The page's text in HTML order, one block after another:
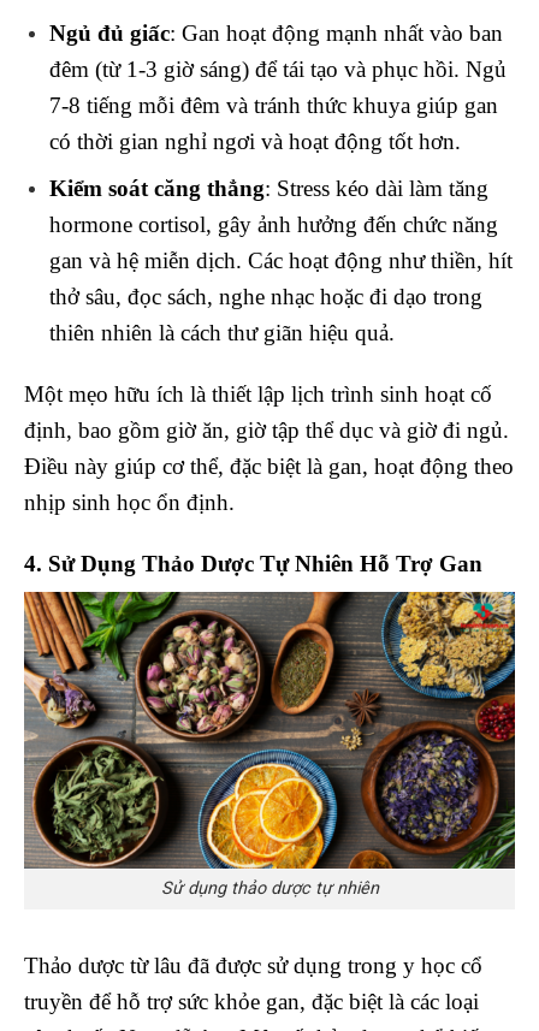
Ngủ đủ giấc: Gan hoạt động mạnh nhất vào ban
đêm (từ 1-3 giờ sáng) để tái tạo và phục hồi. Ngủ
7-8 tiếng mỗi đêm và tránh thức khuya giúp gan
có thời gian nghỉ ngơi và hoạt động tốt hơn.
Kiểm soát căng thẳng: Stress kéo dài làm tăng
hormone cortisol, gây ảnh hưởng đến chức năng
gan và hệ miễn dịch. Các hoạt động như thiền, hít
thở sâu, đọc sách, nghe nhạc hoặc đi dạo trong
thiên nhiên là cách thư giãn hiệu quả.
Một mẹo hữu ích là thiết lập lịch trình sinh hoạt cố
định, bao gồm giờ ăn, giờ tập thể dục và giờ đi ngủ.
Điều này giúp cơ thể, đặc biệt là gan, hoạt động theo
nhịp sinh học ổn định.
4. Sử Dụng Thảo Dược Tự Nhiên Hỗ Trợ Gan
Sử dụng thảo dược tự nhiên
Thảo dược từ lâu đã được sử dụng trong y học cổ
truyền để hỗ trợ sức khỏe gan, đặc biệt là các loại